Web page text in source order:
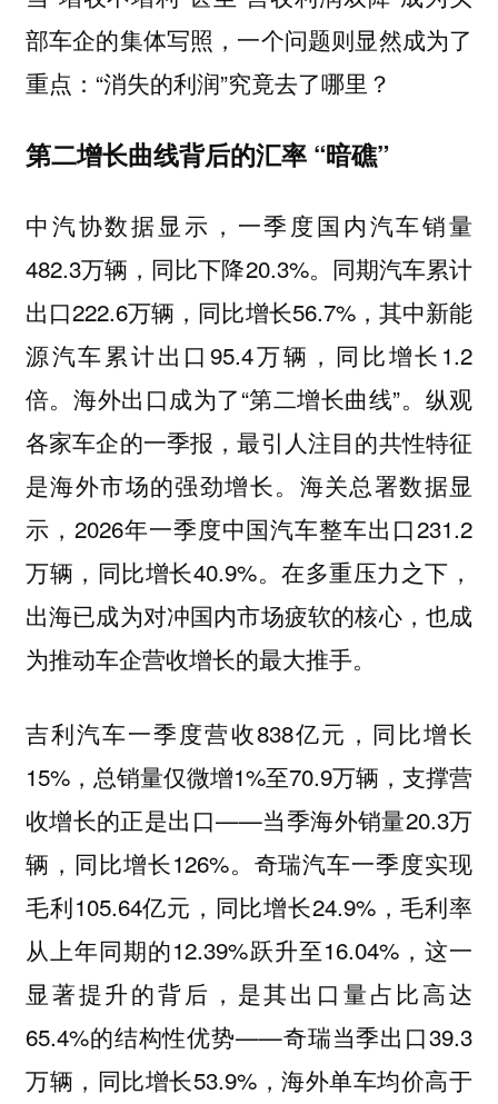
部车企的集体写照，一个问题则显然成为了
重点：“消失的利润”究竟去了哪里？
第二增长曲线背后的汇率 “暗礁”
中汽协数据显示，一季度国内汽车销量
482.3万辆，同比下降20.3%。同期汽车累计
出口222.6万辆，同比增长56.7%，其中新能
源汽车累计出口95.4万辆，同比增长1.2
倍。海外出口成为了“第二增长曲线”。纵观
各家车企的一季报，最引人注目的共性特征
是海外市场的强劲增长。海关总署数据显
示，2026年一季度中国汽车整车出口231.2
万辆，同比增长40.9%。在多重压力之下，
出海已成为对冲国内市场疲软的核心，也成
为推动车企营收增长的最大推手。
吉利汽车一季度营收838亿元，同比增长
15%，总销量仅微增1%至70.9万辆，支撑营
收增长的正是出口——当季海外销量20.3万
辆，同比增长126%。奇瑞汽车一季度实现
毛利105.64亿元，同比增长24.9%，毛利率
从上年同期的12.39%跃升至16.04%，这一
显著提升的背后，是其出口量占比高达
65.4%的结构性优势——奇瑞当季出口39.3
万辆，同比增长53.9%，海外单车均价高于